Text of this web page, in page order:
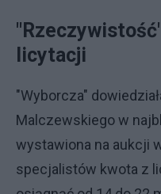
licytacji
"Wyborcza"
Malczewskiego w
wystawiona na aukcji
specjalistów kwota z